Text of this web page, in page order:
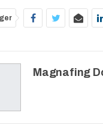
Magnafing